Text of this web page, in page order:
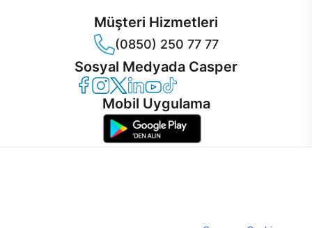
Müşteri Hizmetleri
(0850) 250 77 77
Sosyal Medyada Casper
Casper Facebook
Casper Instagram
Casper Twitter
Casper LinkedIn
Casper YouTube
Casper TikTok
Mobil Uygulama